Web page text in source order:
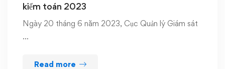
kiểm toán 2023
Ngày 20 tháng 6 năm 2023, Cục Quản lý Giám sát
…
Read more